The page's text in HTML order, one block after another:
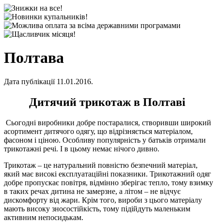
Полтава
Дата публікації 11.01.2016.
Дитячий трикотаж в Полтаві
Сьогодні виробники добре постаралися, створивши широкий
асортимент дитячого одягу, що відрізняється матеріалом,
фасоном і ціною. Особливу популярність у батьків отримали
трикотажні речі. І в цьому немає нічого дивно.
Трикотаж – це натуральний повністю безпечний матеріал,
який має високі експлуатаційні показники. Трикотажний одяг
добре пропускає повітря, відмінно зберігає тепло, тому взимку
в таких речах дитина не замерзне, а літом – не відчує
дискомфорту від жари. Крім того, вироби з цього матеріалу
мають високу зносостійкість, тому підійдуть маленьким
активним непосидькам.